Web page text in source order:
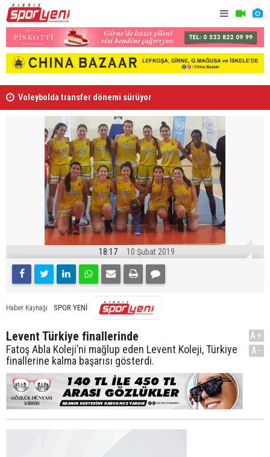
Voleybolda transfer dönemi sürüyor
18:17 10 Şubat 2019
Haber Kaynağı SPOR YENİ
Levent Türkiye finallerinde
Fatoş Abla Koleji’ni mağlup eden Levent Koleji, Türkiye
finallerine kalma başarısı gösterdi.
A+
A-